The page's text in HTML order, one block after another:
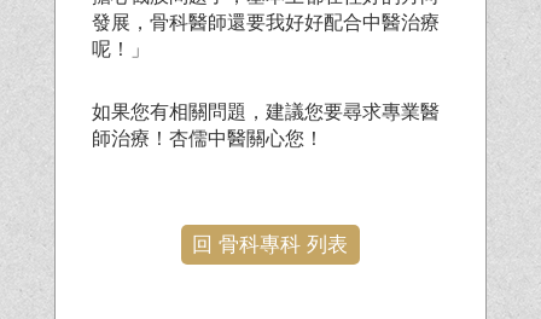
發展，骨科醫師還要我好好配合中醫治療
呢！」
如果您有相關問題，建議您要尋求專業醫
師治療！杏儒中醫關心您！
回 骨科專科 列表